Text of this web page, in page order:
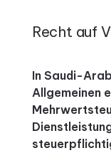
Recht auf
In Saudi-
Allgemeinen